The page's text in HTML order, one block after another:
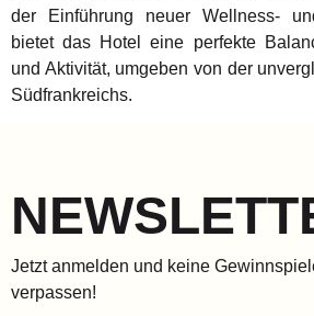
der Einführung neuer Wellness-
bietet das Hotel eine perfekte
und Aktivität, umgeben von der
Südfrankreichs.
Jetzt anmelden und keine
verpassen!